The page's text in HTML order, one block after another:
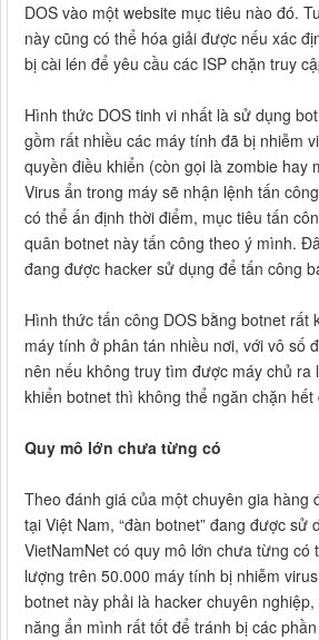
DOS vào một website mục tiêu nào đó.
này cũng có thể hóa giải được nếu xác
bị cài lén để yêu cầu các ISP chặn truy
Hình thức DOS tinh vi nhất là sử dụng
gồm rất nhiều các máy tính đã bị nhiễm
quyền điều khiển (còn gọi là zombie hay
Virus ẩn trong máy sẽ nhận lệnh tấn
có thể ấn định thời điểm, mục tiêu tấn
quân botnet này tấn công theo ý mình.
đang được hacker sử dụng để tấn công
Hình thức tấn công DOS bằng botnet rất
máy tính ở phân tán nhiều nơi, với vô số
nên nếu không truy tìm được máy chủ ra
khiển botnet thì không thể ngăn chặn hết
Quy mô lớn chưa từng có
Theo đánh giá của một chuyên gia hàng
tại Việt Nam, “đàn botnet” đang được sử
VietNamNet có quy mô lớn chưa từng có
lượng trên 50.000 máy tính bị nhiễm
botnet này phải là hacker chuyên
năng ẩn mình rất tốt để tránh bị các